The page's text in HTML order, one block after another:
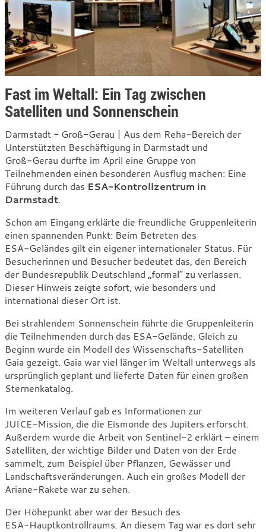
Fast im Weltall: Ein Tag zwischen
Satelliten und Sonnenschein
Darmstadt - Groß-Gerau | Aus dem Reha‑Bereich der
Unterstützten Beschäftigung in Darmstadt und
Groß‑Gerau durfte im April eine Gruppe von
Teilnehmenden einen besonderen Ausflug machen: Eine
Führung durch das ESA‑Kontrollzentrum in
Darmstadt.
Schon am Eingang erklärte die freundliche Gruppenleiterin
einen spannenden Punkt: Beim Betreten des
ESA‑Geländes gilt ein eigener internationaler Status. Für
Besucherinnen und Besucher bedeutet das, den Bereich
der Bundesrepublik Deutschland „formal“ zu verlassen.
Dieser Hinweis zeigte sofort, wie besonders und
international dieser Ort ist.
Bei strahlendem Sonnenschein führte die Gruppenleiterin
die Teilnehmenden durch das ESA-Gelände. Gleich zu
Beginn wurde ein Modell des Wissenschafts‑Satelliten
Gaia gezeigt. Gaia war viel länger im Weltall unterwegs als
ursprünglich geplant und lieferte Daten für einen großen
Sternenkatalog.
Im weiteren Verlauf gab es Informationen zur
JUICE‑Mission, die die Eismonde des Jupiters erforscht.
Außerdem wurde die Arbeit von Sentinel‑2 erklärt – einem
Satelliten, der wichtige Bilder und Daten von der Erde
sammelt, zum Beispiel über Pflanzen, Gewässer und
Landschaftsveränderungen. Auch ein großes Modell der
Ariane‑Rakete war zu sehen.
Der Höhepunkt aber war der Besuch des
ESA‑Hauptkontrollraums. An diesem Tag war es dort sehr